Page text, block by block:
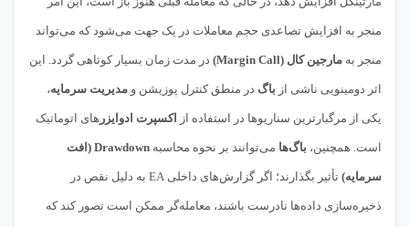
منجر به افزایش تصاعدی حجم معاملات در یک جهت می‌شود که می‌تواند
منجر به مارجین کال (Margin Call) در مدت زمان بسیار کوتاهی گردد. این
اثر دومینویی ناشی از باگ در منطق کنترل پوزیشن و مدیریت سرمایه،
یکی از مرگبارترین سناریوها در استفاده از اکسپرت ادوایزر های اتوماتیک
است. همچنین، باگ‌ها می‌توانند بر نحوه محاسبه Drawdown (افت
سرمایه) تأثیر بگذارند؛ اگر گزارش‌های داخلی EA به دلیل نقص در
ذخیره‌سازی داده‌ها نادرست باشند، معامله‌گر ممکن است تصور کند که